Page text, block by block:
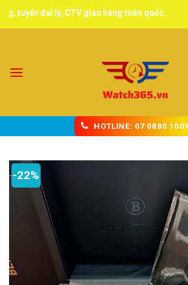
đại lý, CTV giao hàng toàn quốc.
HOTLINE: 07 0880 1001
-22%